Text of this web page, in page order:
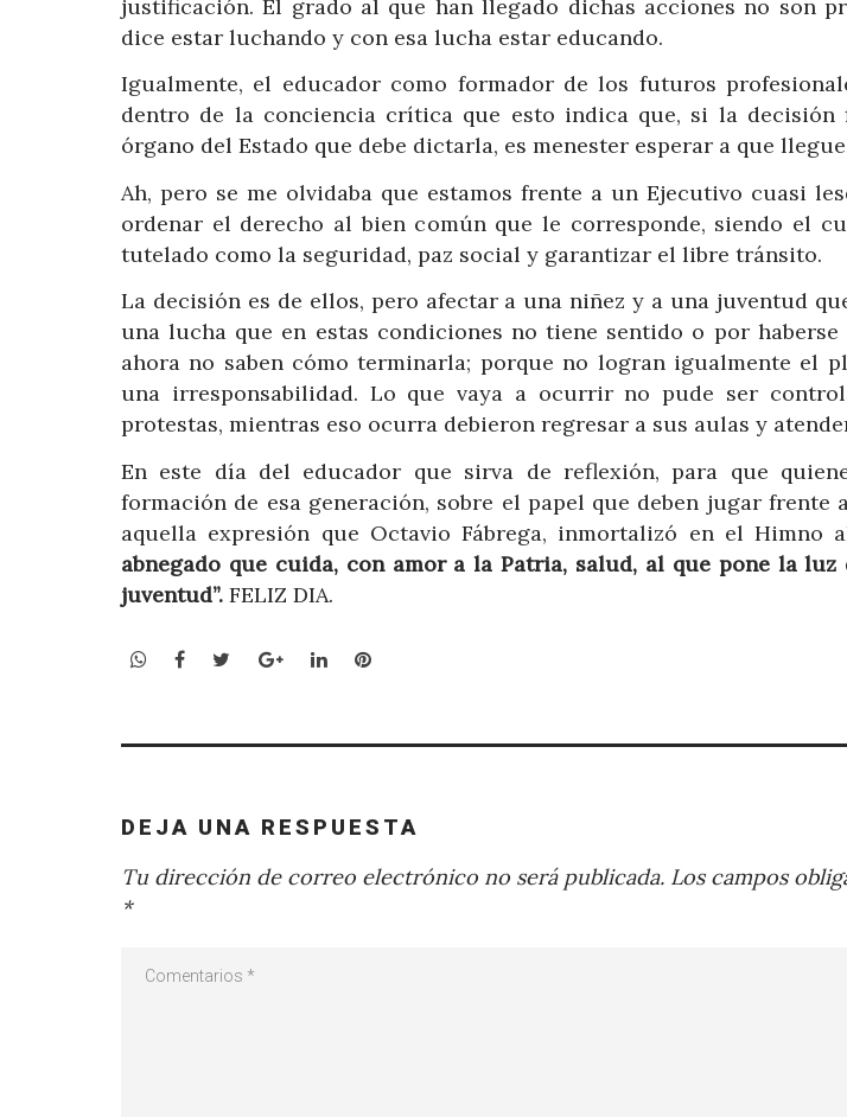
justificación. El grado al que han llegado dichas acciones no son
dice estar luchando y con esa lucha estar educando.
Igualmente, el educador como formador de los futuros
dentro de la conciencia crítica que esto indica que, si la decisión
órgano del Estado que debe dictarla, es menester esperar a que
Ah, pero se me olvidaba que estamos frente a un Ejecutivo cuasi
ordenar el derecho al bien común que le corresponde, siendo el
tutelado como la seguridad, paz social y garantizar el libre tránsito.
La decisión es de ellos, pero afectar a una niñez y a una juventud
una lucha que en estas condiciones no tiene sentido o por
ahora no saben cómo terminarla; porque no logran igualmente el
una irresponsabilidad. Lo que vaya a ocurrir no pude ser
protestas, mientras eso ocurra debieron regresar a sus aulas y
En este día del educador que sirva de reflexión, para que
formación de esa generación, sobre el papel que deben jugar frente
aquella expresión que Octavio Fábrega, inmortalizó en el Himno
abnegado que cuida, con amor a la Patria, salud, al que pone la
juventud”. FELIZ DIA.
WhatsApp
Facebook
TwitterGoogle+LinkedInPinterest
DEJA UNA RESPUESTA
Tu dirección de correo electrónico no será publicada. Los campos
*